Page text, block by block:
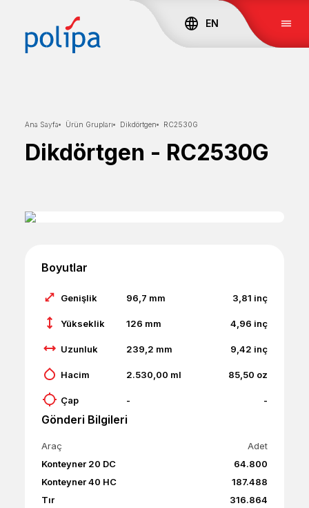
EN
Ana Sayfa Ürün Grupları Dikdörtgen RC2530G
Dikdörtgen - RC2530G
Boyutlar
Genişlik 96,7 mm 3,81 inç
Yükseklik 126 mm 4,96 inç
Uzunluk 239,2 mm 9,42 inç
Hacim 2.530,00 ml 85,50 oz
Çap - -
Gönderi Bilgileri
Araç
Adet
Konteyner 20 DC
64.800
Konteyner 40 HC
187.488
Tır
316.864